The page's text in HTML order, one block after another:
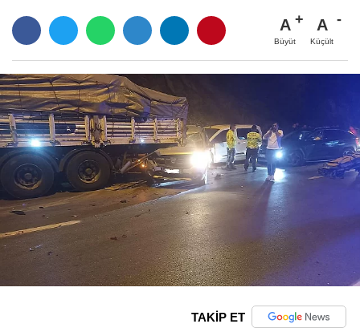
A
Büyüt
A
Küçült
TAKİP ET